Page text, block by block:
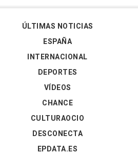
ÚLTIMAS NOTICIAS
ESPAÑA
INTERNACIONAL
DEPORTES
VÍDEOS
CHANCE
CULTURAOCIO
DESCONECTA
EPDATA.ES